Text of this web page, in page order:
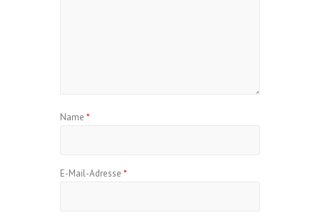
Name *
E-Mail-Adresse *